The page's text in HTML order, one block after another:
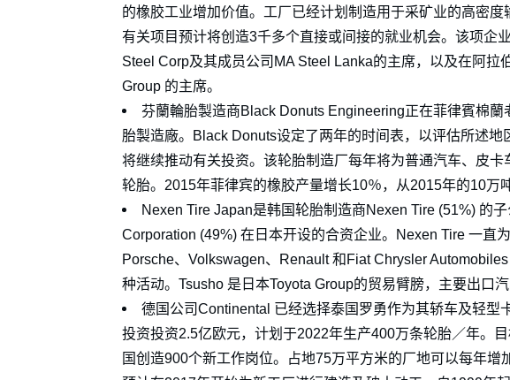
的橡胶工业增加价值。工厂已经计划制造用于采矿业的高密度
有关项目预计将创造3千多个直接或间接的就业机会。该项企
Steel Corp及其成员公司MA Steel Lanka的主席，以及在阿拉
Group 的主席。
芬蘭輪胎製造商Black Donuts Engineering正在菲律賓棉
胎製造廠。Black Donuts设定了两年的时间表，以评估所述地
将继续推动有关投资。该轮胎制造厂每年将为普通汽车、皮
轮胎。2015年菲律宾的橡胶产量增长10％，从2015年的10万
Nexen Tire Japan是韩国轮胎制造商Nexen Tire (51%) 的
Corporation (49%) 在日本开设的合资企业。Nexen Tire 一直
Porsche、Volkswagen、Renault 和Fiat Chrysler
种活动。Tsusho 是日本Toyota Group的贸易臂膀，主要出口
德国公司Continental 已经选择泰国罗勇作为其轿车及轻型
投资投资2.5亿欧元，计划于2022年生产400万条轮胎／年。
国创造900个新工作岗位。占地75万平方米的厂地可以每年增